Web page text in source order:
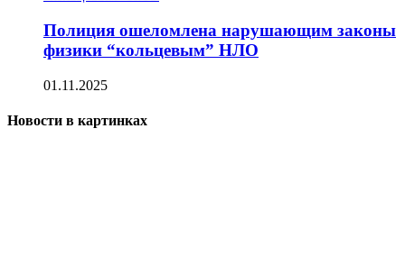
Полиция ошеломлена нарушающим законы
физики “кольцевым” НЛО
01.11.2025
Новости в картинках